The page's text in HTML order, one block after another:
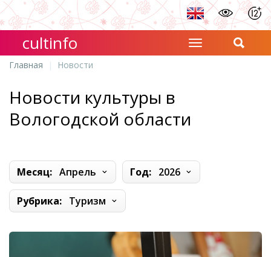
cultinfo
Главная Новости
Новости культуры в
Вологодской области
Месяц: Апрель Год: 2026
Рубрика: Туризм